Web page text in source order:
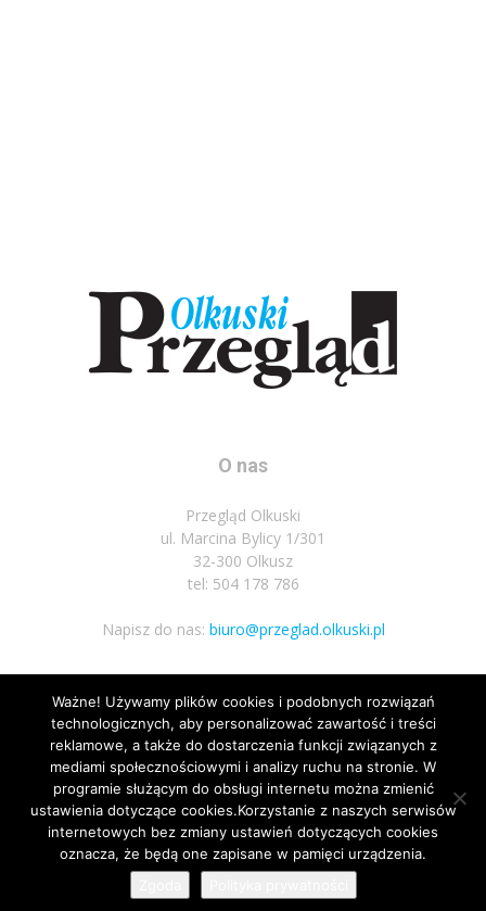
O nas
Przegląd Olkuski
ul. Marcina Bylicy 1/301
32-300 Olkusz
tel: 504 178 786
Napisz do nas: biuro@przeglad.olkuski.pl
Podążaj za nami
Nota prawna Polityka prywatnosci Kariera Regulamin
© Wszelkie prawa zastrzeżone 2020
Ważne! Używamy plików cookies i podobnych rozwiązań
technologicznych, aby personalizować zawartość i treści
reklamowe, a także do dostarczenia funkcji związanych z
mediami społecznościowymi i analizy ruchu na stronie. W
programie służącym do obsługi internetu można zmienić
ustawienia dotyczące cookies.Korzystanie z naszych serwisów
internetowych bez zmiany ustawień dotyczących cookies
oznacza, że będą one zapisane w pamięci urządzenia.